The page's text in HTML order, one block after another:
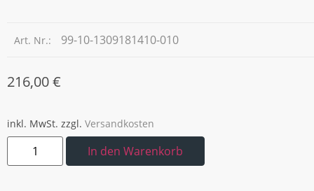
Art. Nr.: 99-10-1309181410-010
216,00€
inkl. MwSt. zzgl. Versandkosten
In den Warenkorb